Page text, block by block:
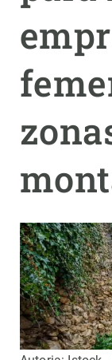
PARTICIPA
NOTICIAS Y